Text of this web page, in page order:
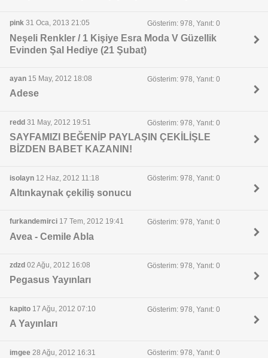
pink 31 Oca, 2013 21:05 Gösterim: 978, Yanıt: 0
Neşeli Renkler / 1 Kişiye Esra Moda V Güzellik
Evinden Şal Hediye (21 Şubat)
ayan 15 May, 2012 18:08 Gösterim: 978, Yanıt: 0
Adese
redd 31 May, 2012 19:51 Gösterim: 978, Yanıt: 0
SAYFAMIZI BEĞENİP PAYLAŞIN ÇEKİLİŞLE
BİZDEN BABET KAZANIN!
isolayn 12 Haz, 2012 11:18 Gösterim: 978, Yanıt: 0
Altınkaynak çekiliş sonucu
furkandemirci 17 Tem, 2012 19:41 Gösterim: 978, Yanıt: 0
Avea - Cemile Abla
zdzd 02 Ağu, 2012 16:08 Gösterim: 978, Yanıt: 0
Pegasus Yayınları
kapito 17 Ağu, 2012 07:10 Gösterim: 978, Yanıt: 0
A Yayınları
imgee 28 Ağu, 2012 16:31 Gösterim: 978, Yanıt: 0